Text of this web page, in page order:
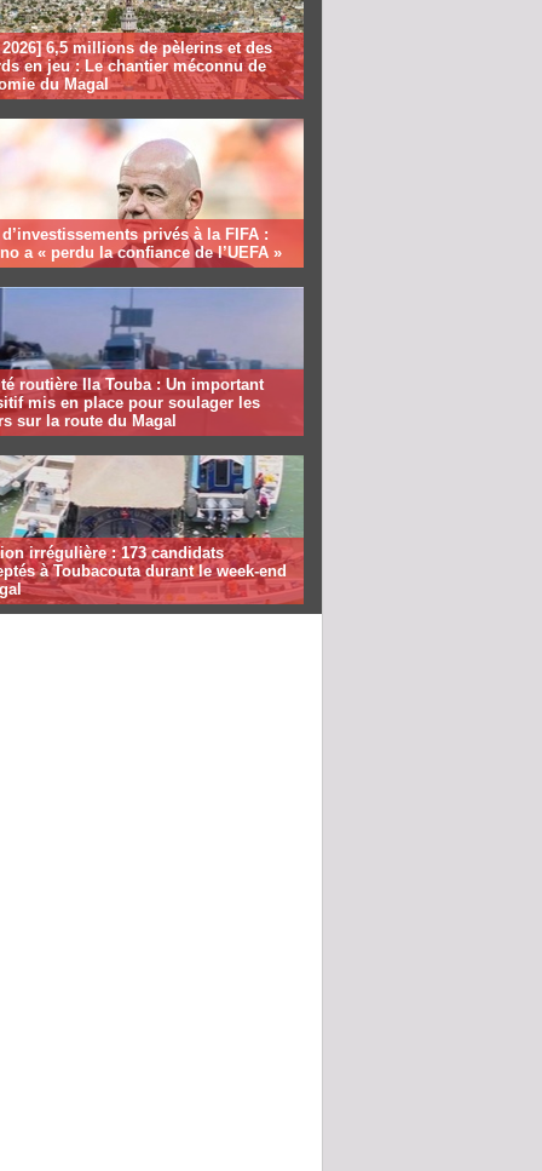
6,5 millions de pèlerins et des
en jeu : Le chantier méconnu de
du Magal
privés à la FIFA :
a « perdu la confiance de l’UEFA »
routière Ila Touba : Un important
mis en place pour soulager les
sur la route du Magal
irrégulière : 173 candidats
à Toubacouta durant le week-end